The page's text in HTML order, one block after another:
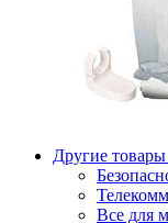
Другие товары
Все для